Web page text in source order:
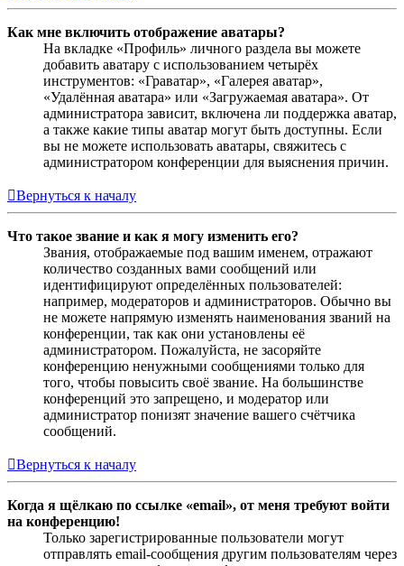
Как мне включить отображение аватары?
На вкладке «Профиль» личного раздела вы можете
добавить аватару с использованием четырёх
инструментов: «Граватар», «Галерея аватар»,
«Удалённая аватара» или «Загружаемая аватара». От
администратора зависит, включена ли поддержка аватар,
а также какие типы аватар могут быть доступны. Если
вы не можете использовать аватары, свяжитесь с
администратором конференции для выяснения причин.
Вернуться к началу
Что такое звание и как я могу изменить его?
Звания, отображаемые под вашим именем, отражают
количество созданных вами сообщений или
идентифицируют определённых пользователей:
например, модераторов и администраторов. Обычно вы
не можете напрямую изменять наименования званий на
конференции, так как они установлены её
администратором. Пожалуйста, не засоряйте
конференцию ненужными сообщениями только для
того, чтобы повысить своё звание. На большинстве
конференций это запрещено, и модератор или
администратор понизят значение вашего счётчика
сообщений.
Вернуться к началу
Когда я щёлкаю по ссылке «email», от меня требуют войти
на конференцию!
Только зарегистрированные пользователи могут
отправлять email-сообщения другим пользователям через